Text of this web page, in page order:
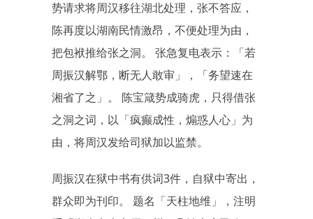
势请求将周汉移往湖北处理，张不答应，
陈再度以湖南民情激昂，不便处理为由，
把包袱推给张之洞。 张急复电表示：「若
周振汉解鄂，断无人敢审」，「务望速在
湘省了之」。 陈宝箴势成骑虎，只得借张
之洞之词，以「疯癫成性，煽惑人心」为
由，将周汉发给司狱加以监禁。
周振汉在狱中书有供词3件，自狱中寄出，
群众即为刊印。 题名「天柱地维」，注明